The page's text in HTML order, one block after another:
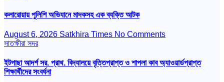
কলারোয়ায় পুলিশি অভিযানে মাদকসহ এক ব্যক্তি আটক
August 6, 2026 Satkhira Times No Comments
সাতক্ষীরা সদর
ইটগাছা আদর্শ সর. প্রাথ. বিদ্যালয়ে বৃত্তিপ্রাপ্ত ও শাপলা কাব অ্যাওয়ার্ডপ্রাপ্ত
শিক্ষার্থীদের সংবর্ধনা